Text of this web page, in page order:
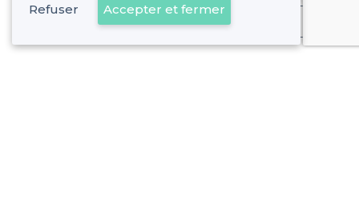
Déjà client
Refuser Accepter et fermer